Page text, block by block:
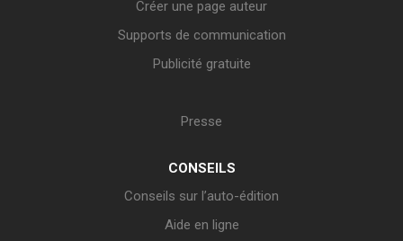
Créer une page auteur
Supports de communication
Publicité gratuite
Presse
CONSEILS
Conseils sur l’auto-édition
Aide en ligne